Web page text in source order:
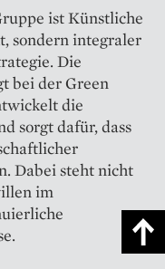
ist Künstliche
sondern integraler
Die
bei der Green
die
sorgt dafür, dass
Dabei steht nicht
im